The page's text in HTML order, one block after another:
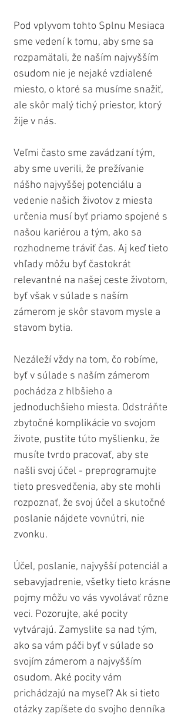
Pod vplyvom tohto Splnu Mesiaca
sme vedení k tomu, aby sme sa
rozpamätali, že naším najvyšším
osudom nie je nejaké vzdialené
miesto, o ktoré sa musíme snažiť,
ale skôr malý tichý priestor, ktorý
žije v nás.
Veľmi často sme zavádzaní tým,
aby sme uverili, že prežívanie
nášho najvyššej potenciálu a
vedenie našich životov z miesta
určenia musí byť priamo spojené s
našou kariérou a tým, ako sa
rozhodneme tráviť čas. Aj keď tieto
vhľady môžu byť častokrát
relevantné na našej ceste životom,
byť však v súlade s naším
zámerom je skôr stavom mysle a
stavom bytia.
Nezáleží vždy na tom, čo robíme,
byť v súlade s naším zámerom
pochádza z hlbšieho a
jednoduchšieho miesta. Odstráňte
zbytočné komplikácie vo svojom
živote, pustite túto myšlienku, že
musíte tvrdo pracovať, aby ste
našli svoj účel - preprogramujte
tieto presvedčenia, aby ste mohli
rozpoznať, že svoj účel a skutočné
poslanie nájdete vovnútri, nie
zvonku.
Účel, poslanie, najvyšší potenciál a
sebavyjadrenie, všetky tieto krásne
pojmy môžu vo vás vyvolávať rôzne
veci. Pozorujte, aké pocity
vytvárajú. Zamyslite sa nad tým,
ako sa vám páči byť v súlade so
svojím zámerom a najvyšším
osudom. Aké pocity vám
prichádzajú na myseľ? Ak si tieto
otázky zapíšete do svojho denníka